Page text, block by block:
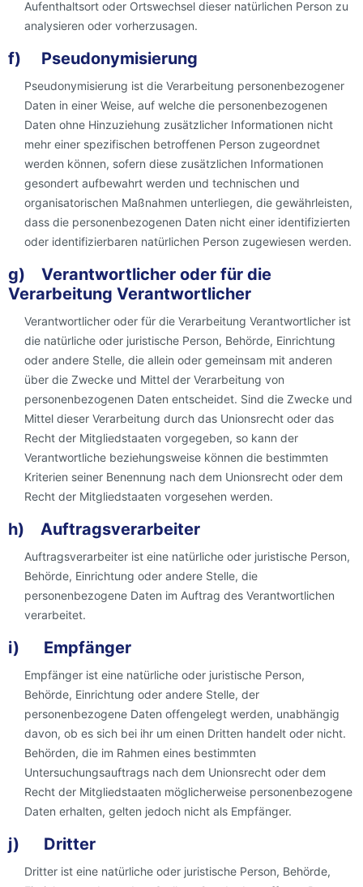
Aufenthaltsort oder Ortswechsel dieser natürlichen Person zu
analysieren oder vorherzusagen.
f) Pseudonymisierung
Pseudonymisierung ist die Verarbeitung personenbezogener
Daten in einer Weise, auf welche die personenbezogenen
Daten ohne Hinzuziehung zusätzlicher Informationen nicht
mehr einer spezifischen betroffenen Person zugeordnet
werden können, sofern diese zusätzlichen Informationen
gesondert aufbewahrt werden und technischen und
organisatorischen Maßnahmen unterliegen, die gewährleisten,
dass die personenbezogenen Daten nicht einer identifizierten
oder identifizierbaren natürlichen Person zugewiesen werden.
g) Verantwortlicher oder für die
Verarbeitung Verantwortlicher
Verantwortlicher oder für die Verarbeitung Verantwortlicher ist
die natürliche oder juristische Person, Behörde, Einrichtung
oder andere Stelle, die allein oder gemeinsam mit anderen
über die Zwecke und Mittel der Verarbeitung von
personenbezogenen Daten entscheidet. Sind die Zwecke und
Mittel dieser Verarbeitung durch das Unionsrecht oder das
Recht der Mitgliedstaaten vorgegeben, so kann der
Verantwortliche beziehungsweise können die bestimmten
Kriterien seiner Benennung nach dem Unionsrecht oder dem
Recht der Mitgliedstaaten vorgesehen werden.
h) Auftragsverarbeiter
Auftragsverarbeiter ist eine natürliche oder juristische Person,
Behörde, Einrichtung oder andere Stelle, die
personenbezogene Daten im Auftrag des Verantwortlichen
verarbeitet.
i) Empfänger
Empfänger ist eine natürliche oder juristische Person,
Behörde, Einrichtung oder andere Stelle, der
personenbezogene Daten offengelegt werden, unabhängig
davon, ob es sich bei ihr um einen Dritten handelt oder nicht.
Behörden, die im Rahmen eines bestimmten
Untersuchungsauftrags nach dem Unionsrecht oder dem
Recht der Mitgliedstaaten möglicherweise personenbezogene
Daten erhalten, gelten jedoch nicht als Empfänger.
j) Dritter
Dritter ist eine natürliche oder juristische Person, Behörde,